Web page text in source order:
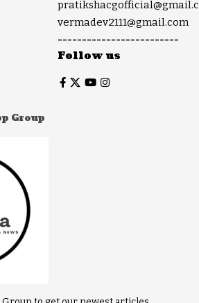
vermadev2111@gmail.com
-------------------------
Follow us
Group